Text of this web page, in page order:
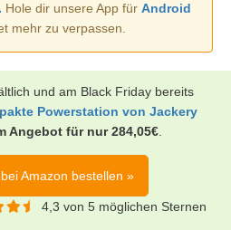
Hole dir unsere App für Android
mehr zu verpassen.
und am Black Friday bereits
Powerstation von Jackery
Angebot für nur 284,05€.
Amazon bestellen »
4,3 von 5 möglichen Sternen